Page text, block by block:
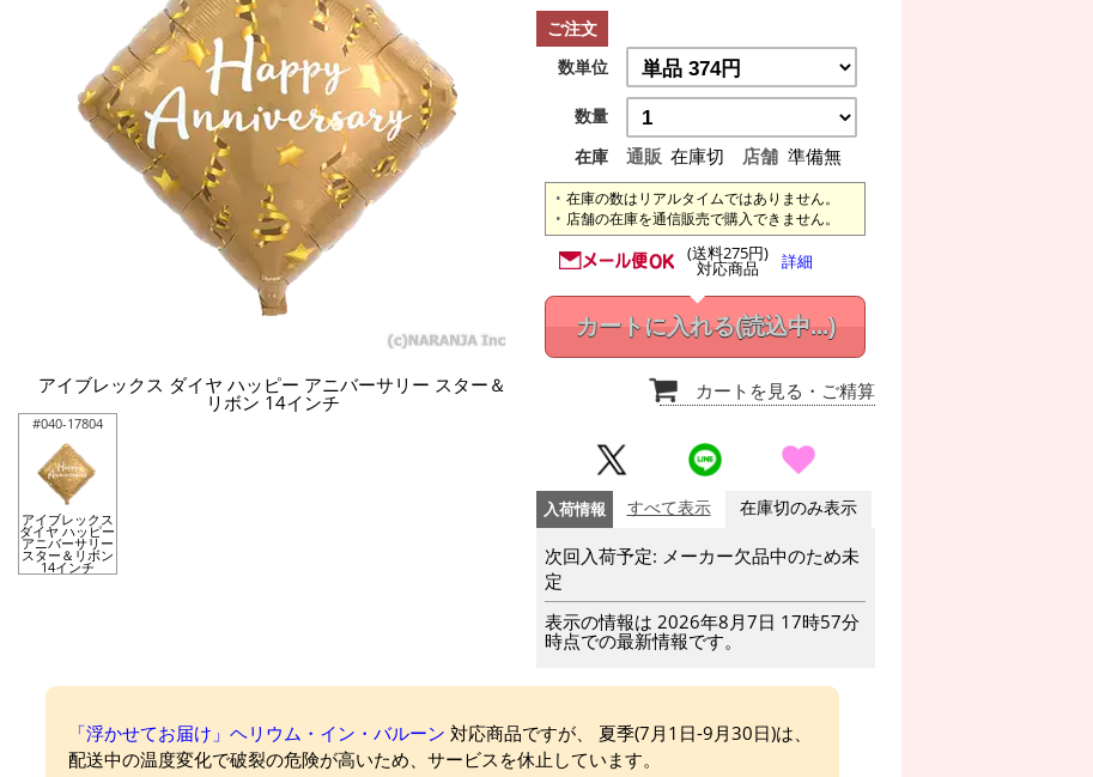
アイブレックス ダイヤ ハッピー アニバーサリー スター＆
リボン 14インチ
#040-17804
アイブレックス
ダイヤ ハッピー
アニバーサリー
スター＆リボン
14インチ
ご注文
数単位
数量
在庫
通販 在庫切 店舗 準備無
在庫の数はリアルタイムではありません。
店舗の在庫を通信販売で購入できません。
(送料275円)
対応商品 詳細
カートに入れる(読込中...)
カートを見る ・ご精算
入荷情報 すべて表示 在庫切のみ表示
次回入荷予定: メーカー欠品中のため未
定
表示の情報は 2026年8月7日 17時57分
時点での最新情報です。
「浮かせてお届け」ヘリウム・イン・バルーン 対応商品ですが、 夏季(7月1日-9月30日)は、
配送中の温度変化で破裂の危険が高いため、サービスを休止しています。